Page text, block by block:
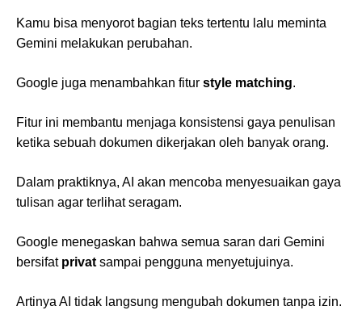
Kamu bisa menyorot bagian teks tertentu lalu meminta
Gemini melakukan perubahan.
Google juga menambahkan fitur style matching.
Fitur ini membantu menjaga konsistensi gaya penulisan
ketika sebuah dokumen dikerjakan oleh banyak orang.
Dalam praktiknya, AI akan mencoba menyesuaikan gaya
tulisan agar terlihat seragam.
Google menegaskan bahwa semua saran dari Gemini
bersifat privatsampai pengguna menyetujuinya.
Artinya AI tidak langsung mengubah dokumen tanpa izin.